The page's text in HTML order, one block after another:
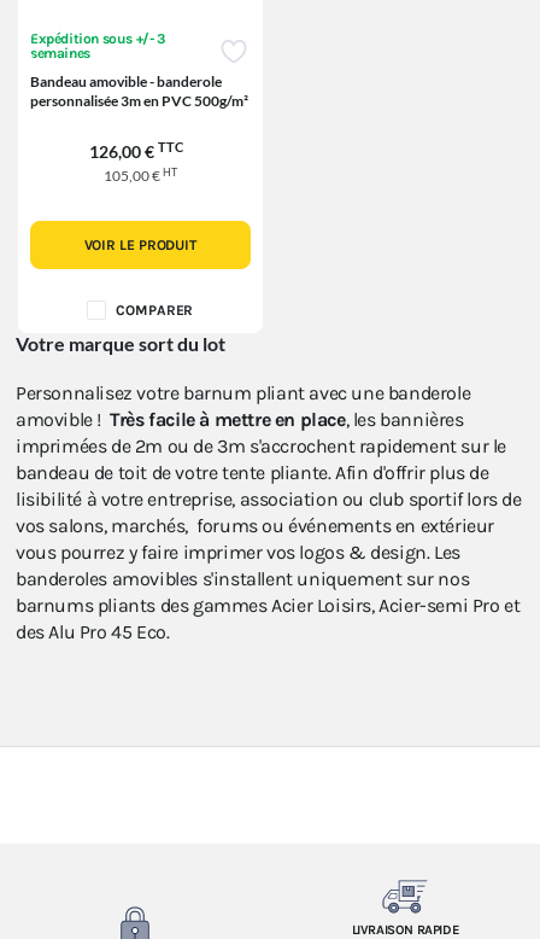
Expédition sous +/- 3
semaines
Bandeau amovible - banderole
personnalisée 3m en PVC 500g/m²
126,00 € TTC
105,00 €HT
VOIR LE PRODUIT
COMPARER
Votre marque sort du lot
Personnalisez votre barnum pliant avec une banderole
amovible !Très facile à mettre en place, les bannières
imprimées de 2m ou de 3m s'accrochent rapidement sur le
bandeau de toit de votre tente pliante. Afin d'offrir plus de
lisibilité à votre entreprise, association ou club sportif lors de
vos salons, marchés, forums ou événements en extérieur
vous pourrez y faire imprimer vos logos & design. Les
banderoles amovibles s'installent uniquement sur nos
barnums pliants des gammes Acier Loisirs, Acier-semi Pro et
des Alu Pro 45 Eco.
LIVRAISON RAPIDE